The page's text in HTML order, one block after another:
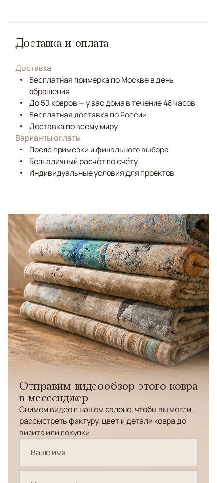
Доставка и оплата
Доставка
Бесплатная примерка по Москве в день
обращения
До 50 ковров — у вас дома в течение 48 часов
Бесплатная доставка по России
Доставка по всему миру
Варианты оплаты
После примерки и финального выбора
Безналичный расчёт по счёту
Индивидуальные условия для проектов
Отправим видеообзор этого ковра
в мессенджер
Снимем видео в нашем салоне, чтобы вы могли
рассмотреть фактуру, цвет и детали ковра до
визита или покупки